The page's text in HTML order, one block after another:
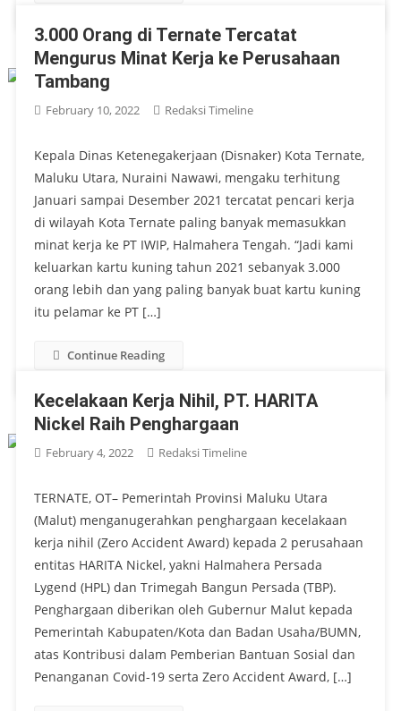
3.000 Orang di Ternate Tercatat
Mengurus Minat Kerja ke Perusahaan
Tambang
February 10, 2022 Redaksi Timeline
Kepala Dinas Ketenegakerjaan (Disnaker) Kota Ternate,
Maluku Utara, Nuraini Nawawi, mengaku terhitung
Januari sampai Desember 2021 tercatat pencari kerja
di wilayah Kota Ternate paling banyak memasukkan
minat kerja ke PT IWIP, Halmahera Tengah. “Jadi kami
keluarkan kartu kuning tahun 2021 sebanyak 3.000
orang lebih dan yang paling banyak buat kartu kuning
itu pelamar ke PT […]
Continue Reading
Kecelakaan Kerja Nihil, PT. HARITA
Nickel Raih Penghargaan
February 4, 2022 Redaksi Timeline
TERNATE, OT– Pemerintah Provinsi Maluku Utara
(Malut) menganugerahkan penghargaan kecelakaan
kerja nihil (Zero Accident Award) kepada 2 perusahaan
entitas HARITA Nickel, yakni Halmahera Persada
Lygend (HPL) dan Trimegah Bangun Persada (TBP).
Penghargaan diberikan oleh Gubernur Malut kepada
Pemerintah Kabupaten/Kota dan Badan Usaha/BUMN,
atas Kontribusi dalam Pemberian Bantuan Sosial dan
Penanganan Covid-19 serta Zero Accident Award, […]